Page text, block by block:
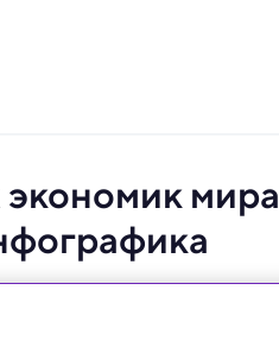
мира
несмотря на рост за